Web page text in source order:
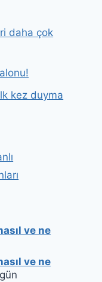
daha çok
kez duyma
ve ne
ve ne